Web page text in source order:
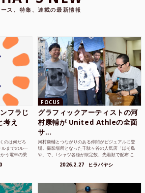
ース、特集、連載の最新情報
フラじ
え
のは何だろ
ルまでのルー
う電車の乗
FOCUS
グラフィックアーティストの河
村康輔が United Athleの全面
サ...
河村康輔とつながりのある仲間がビジュアルに登
場。撮影場所となった千駄ヶ谷の人気店「ほそ島
や」で、Tシャツ各種が限定数、先着順で配布 こ
2026.2.27 ヒラバヤシ